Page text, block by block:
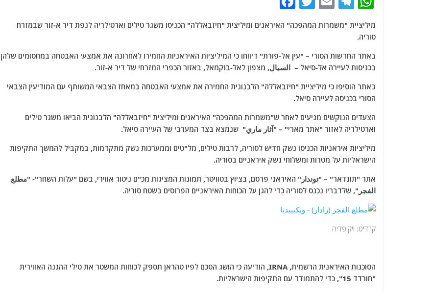
at
s
A
p
p
e
g
ra
m
ai
l
itt
er
c
e
b
o
o
k
מיליציית "משמרות המהפכה" האיראנים ומיליצית "חיזבאללה" הכניסו משגר טילים וארטילריה לנפת דיר א-זור שבמזרח
סוריה.
באתר החדשות הסורי – "עין אל-פורת" דיווחו כי המיליציות האיראניות החמירו לאחרונה את אמצעי האבטחה במחסומים שלהן
בכניסות לעיירה אל-סיאל – السيال, מצפון לאל-בוקמאל, באזור הכפרי המזרחי של דיר א-זור.
באתר הוסיפו כי מיליציית "חיזבאללה" הלבנונית החמירה את אמצעי האבטחה במאחז הצבאי המשותף עם המודיעין הצבאי
הסורי בכניסה לעיירה סיאל.
הצעדים הנוקשים מגיעים לאחר ש"משמרות המהפכה" האיראנים ומיליצית "חיזבאללה" הלבנונית הביאו משגר טילים
וארטילריה לאזור "אתר מארי" – "آثار ماري" שנמצא בצד המערבי של העיירה סיאל.
מיליציות איראניות הכניסו נשק חדיש לסוריה, לרבות טילים, מל"טים וממערכות נשק מתקדמות, במקביל להמשך התקיפות
הישראליות על מטרות ומשלוחי נשק איראניים בסוריה.
אתר "תונדאר" – "توندار" האיראני פרסם, בציוץ בטוויטר, תמונות המציגות מכ"ם ניטור אווירי, בשם "עלות השחר"- "مطلع
الفجر", שלדבריו נכנס לסוריה כדי להגן על הכוחות האיראניים הפרוסים בשטח סוריה.
קרדיט: ויקיפדיה
הסוכנות האיראנית הרשמית, IRNA, הודיעה כי הושג הסכם לפיו טהראן תספק לכוחות המשטר את טילי ההגנה האווירית
"חורדד 15", כדי להתמודד עם התקיפות הישראליות.